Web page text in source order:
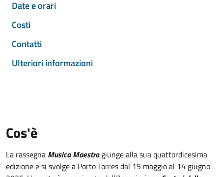
Date e orari
Costi
Contatti
Ulteriori informazioni
Cos'è
La rassegna Musica Maestrogiunge alla sua quattordicesima
edizione e si svolge a Porto Torres dal 15 maggio al 14 giugno